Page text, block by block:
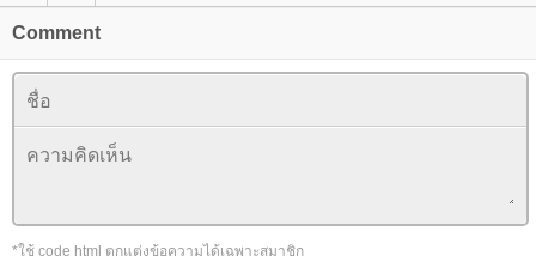
Comment
*ใช้ code html ตกแต่งข้อความได้เฉพาะสมาชิก